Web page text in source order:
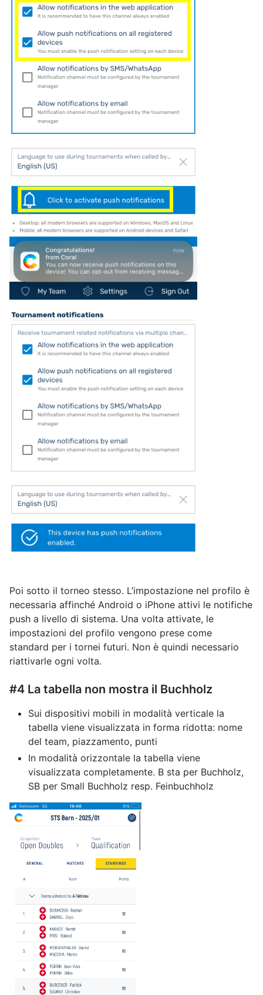
Poi sotto il torneo stesso. L’impostazione nel profilo è
necessaria affinché Android o iPhone attivi le notifiche
push a livello di sistema. Una volta attivate, le
impostazioni del profilo vengono prese come
standard per i tornei futuri. Non è quindi necessario
riattivarle ogni volta.
#4 La tabella non mostra il Buchholz
Sui dispositivi mobili in modalità verticale la
tabella viene visualizzata in forma ridotta: nome
del team, piazzamento, punti
In modalità orizzontale la tabella viene
visualizzata completamente. B sta per Buchholz,
SB per Small Buchholz resp. Feinbuchholz